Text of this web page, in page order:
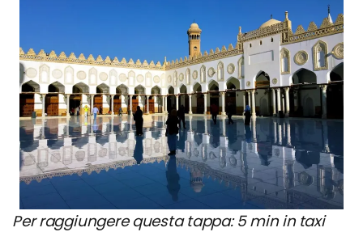
Per raggiungere questa tappa: 5 min in taxi